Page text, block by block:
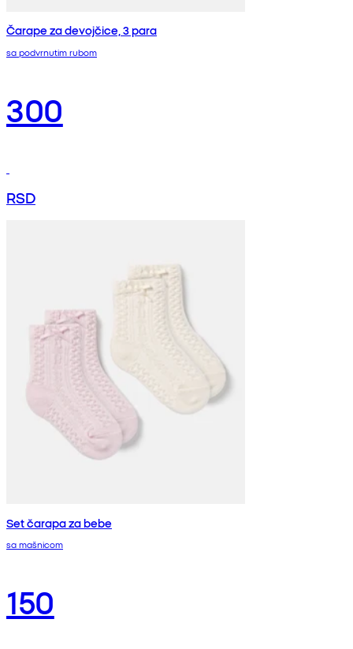
Čarape za devojčice, 3 para
sa podvrnutim rubom
300
RSD
Set čarapa za bebe
sa mašnicom
150